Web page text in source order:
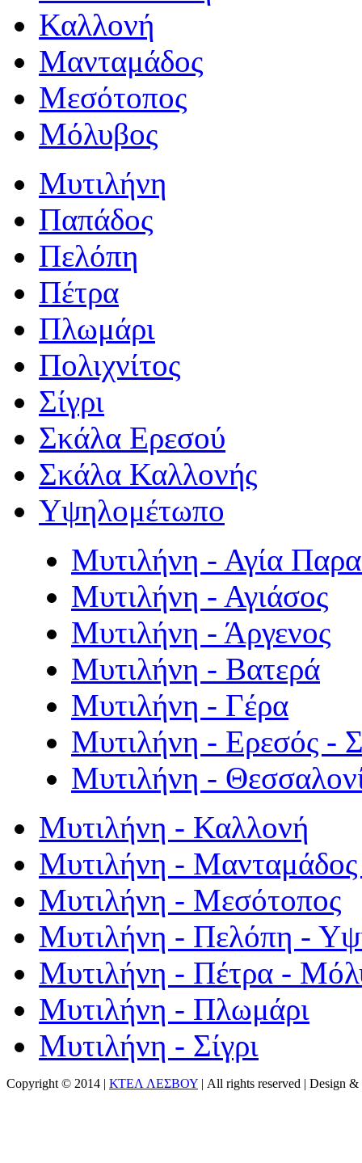
Καλλονή
Μανταμάδος
Μεσότοπος
Μόλυβος
Μυτιλήνη
Παπάδος
Πελόπη
Πέτρα
Πλωμάρι
Πολιχνίτος
Σίγρι
Σκάλα Ερεσού
Σκάλα Καλλονής
Υψηλομέτωπο
Μυτιλήνη - Αγία
Μυτιλήνη - Αγιάσος
Μυτιλήνη - Άργενος
Μυτιλήνη - Βατερά
Μυτιλήνη - Γέρα
Μυτιλήνη - Ερεσός -
Μυτιλήνη -
Μυτιλήνη - Καλλονή
Μυτιλήνη - Μανταμάδος
Μυτιλήνη - Μεσότοπος
Μυτιλήνη - Πελόπη -
Μυτιλήνη - Πέτρα -
Μυτιλήνη - Πλωμάρι
Μυτιλήνη - Σίγρι
Copyright © 2014 | ΚΤΕΛ ΛΕΣΒΟΥ | All rights reserved | Design &